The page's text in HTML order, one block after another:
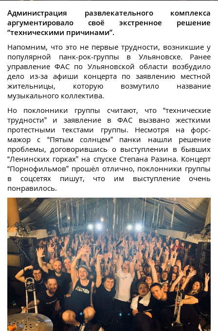
Администрация развлекательного комплекса
аргументировало своё экстренное решение
“техническими причинами”.
Напомним, что это не первые трудности, возникшие у
популярной панк-рок-группы в Ульяновске. Ранее
управление ФАС по Ульяновской области возбудило
дело из-за афиши концерта по заявлению местной
жительницы, которую возмутило название
музыкального коллектива.
Но поклонники группы считают, что “технические
трудности” и заявление в ФАС вызвано жесткими
протестными текстами группы. Несмотря на форс-
мажор с “Пятым солнцем” панки нашли решение
проблемы, договорившись о выступлении в бывших
“Ленинских горках” на спуске Степана Разина. Концерт
“Порнофильмов” прошёл отлично, поклонники группы
в соцсетях пишут, что им выступление очень
понравилось.